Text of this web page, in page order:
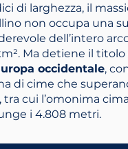
di larghezza, il
non occupa una
dell’intero
Ma detiene il titolo
occidentale,
di cime che
tra cui l’omonima
i 4.808 metri.